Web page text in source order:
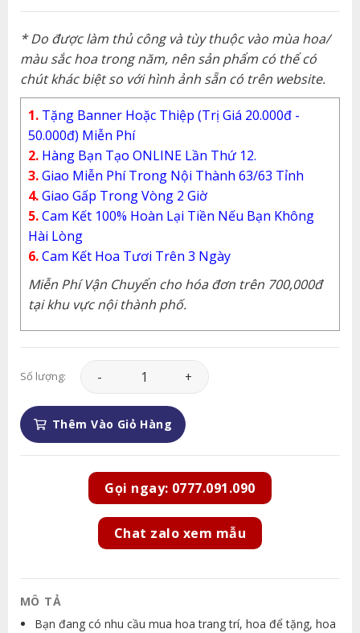
* Do được làm thủ công và tùy thuộc vào mùa hoa/
màu sắc hoa trong năm, nên sản phẩm có thể có
chút khác biệt so với hình ảnh sẵn có trên website.
1. Tặng Banner Hoặc Thiệp (Trị Giá 20.000đ -
50.000đ) Miễn Phí
2. Hàng Bạn Tạo ONLINE Lần Thứ 12.
3.Giao Miễn Phí Trong Nội Thành 63/63 Tỉnh
4.Giao Gấp Trong Vòng 2 Giờ
5.Cam Kết 100% Hoàn Lại Tiền Nếu Bạn Không
Hài Lòng
6.Cam Kết Hoa Tươi Trên 3 Ngày
Miễn Phí Vận Chuyển cho hóa đơn trên 700,000đ
tại khu vực nội thành phố.
Số lượng: Hoa Tình Yêu - HTY123 số lượng
Thêm Vào Giỏ Hàng
Gọi ngay: 0777.091.090
Chat zalo xem mẫu
MÔ TẢ
Bạn đang có nhu cầu mua hoa trang trí, hoa để tặng, hoa